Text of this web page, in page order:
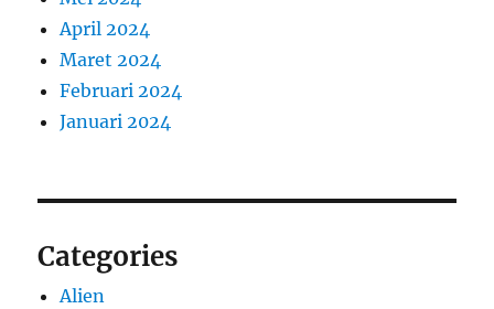
April 2024
Maret 2024
Februari 2024
Januari 2024
Categories
Alien